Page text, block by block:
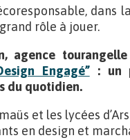
dans
rôle à jouer.
agence
Engagé”: un
du quotidien.
et les lycées
en design et